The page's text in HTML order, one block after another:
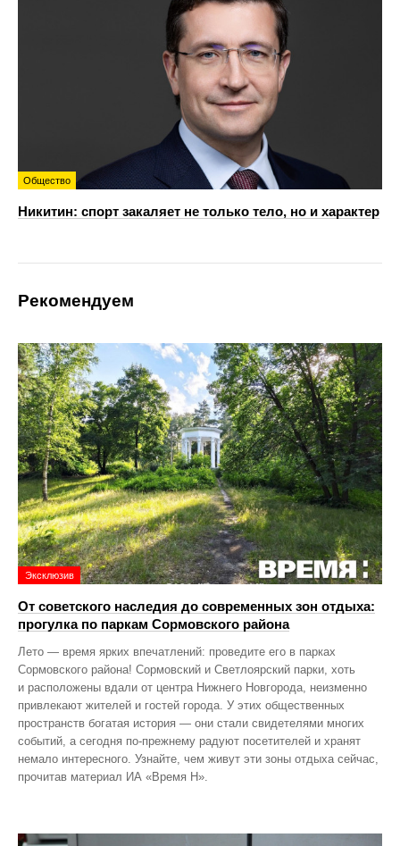
Общество
Никитин: спорт закаляет не только тело, но и характер
Рекомендуем
Эксклюзив
От советского наследия до современных зон отдыха:
прогулка по паркам Сормовского района
Лето — время ярких впечатлений: проведите его в парках
Сормовского района! Сормовский и Светлоярский парки, хоть
и расположены вдали от центра Нижнего Новгорода, неизменно
привлекают жителей и гостей города. У этих общественных
пространств богатая история — они стали свидетелями многих
событий, а сегодня по‑прежнему радуют посетителей и хранят
немало интересного. Узнайте, чем живут эти зоны отдыха сейчас,
прочитав материал ИА «Время Н».